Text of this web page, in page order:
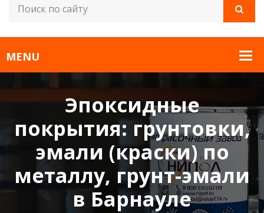
Эпоксидные
покрытия: грунтовки,
эмали (краски) по
металлу, грунт-эмали
в Барнауле